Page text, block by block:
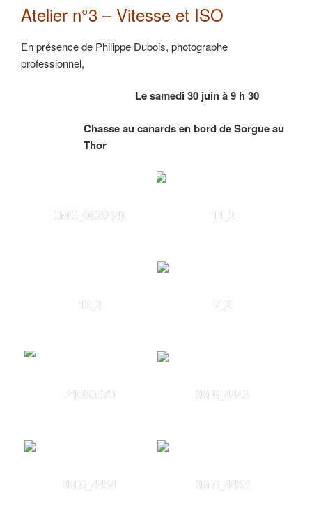
Atelier n°3 – Vitesse et ISO
En présence de Philippe Dubois, photographe
professionnel,
Le samedi 30 juin à 9 h 30
Chasse au canards en bord de Sorgue au
Thor
IMG_0629 (4) 11_2
12_2 7_2
P1030570 IMG_4443
IMG_4454 IMG_4455